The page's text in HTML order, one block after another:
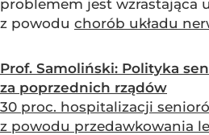
problemem jest wzrastająca
z powodu chorób układu
Prof. Samoliński: Polityka
za poprzednich rządów
30 proc. hospitalizacji
z powodu przedawkowania